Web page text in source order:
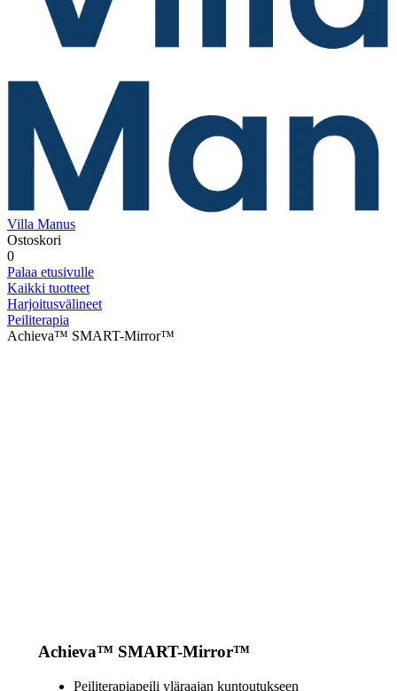
Villa Manus
Ostoskori
0
Palaa etusivulle
Kaikki tuotteet
Harjoitusvälineet
Peiliterapia
Achieva™ SMART-Mirror™
Achieva™ SMART-Mirror™
Peiliterapiapeili yläraajan kuntoutukseen